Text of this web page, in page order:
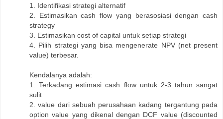
1. Identifikasi strategi alternatif
2. Estimasikan cash flow yang berasosiasi dengan cash
strategy
3. Estimasikan cost of capital untuk setiap strategi
4. Pilih strategi yang bisa mengenerate NPV (net present
value) terbesar.
Kendalanya adalah:
1. Terkadang estimasi cash flow untuk 2-3 tahun sangat
sulit
2. value dari sebuah perusahaan kadang tergantung pada
option value yang dikenal dengan DCF value (discounted